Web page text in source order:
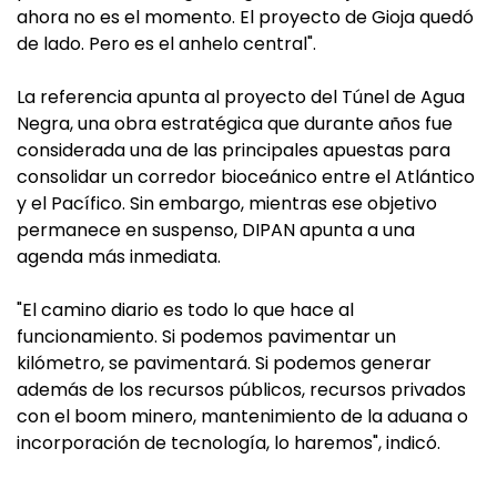
ahora no es el momento. El proyecto de Gioja quedó
de lado. Pero es el anhelo central".
La referencia apunta al proyecto del Túnel de Agua
Negra, una obra estratégica que durante años fue
considerada una de las principales apuestas para
consolidar un corredor bioceánico entre el Atlántico
y el Pacífico. Sin embargo, mientras ese objetivo
permanece en suspenso, DIPAN apunta a una
agenda más inmediata.
"El camino diario es todo lo que hace al
funcionamiento. Si podemos pavimentar un
kilómetro, se pavimentará. Si podemos generar
además de los recursos públicos, recursos privados
con el boom minero, mantenimiento de la aduana o
incorporación de tecnología, lo haremos", indicó.